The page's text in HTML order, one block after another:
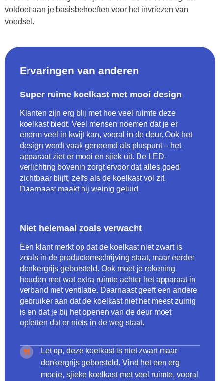
voldoet aan je basisbehoeften voor het invriezen van
voedsel.
Ervaringen van anderen
Super ruime koelkast met mooi design
Klanten zijn erg blij met hoe veel ruimte deze
koelkast biedt. Veel mensen noemen dat je er
enorm veel in kwijt kan, vooral in de deur. Ook het
design wordt vaak genoemd als pluspunt – het
apparaat ziet er mooi en sjiek uit. De LED-
verlichting bovenin zorgt ervoor dat alles goed
zichtbaar blijft, zelfs als de koelkast vol zit.
Daarnaast maakt hij weinig geluid.
Niet helemaal zoals verwacht
Een klant merkt op dat de koelkast niet zwart is
zoals in de productomschrijving staat, maar eerder
donkergrijs geborsteld. Ook moet je rekening
houden met wat extra ruimte achter het apparaat in
verband met ventilatie. Daarnaast geeft een andere
gebruiker aan dat de koelkast niet het meest zuinig
is en dat je bij het openen van de deur moet
opletten dat er niets in de weg staat.
Let op, deze koelkast is niet zwart maar
donkergrijs geborsteld. Vind het een erg
mooie, sjieke koelkast met veel ruimte, vooral